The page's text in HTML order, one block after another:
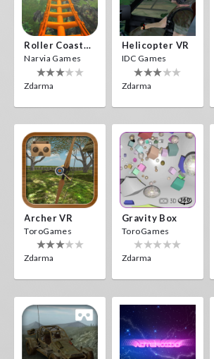
Roller Coaster VR
Narvia Games
Zdarma
Helicopter VR
IDC Games
Zdarma
Archer VR
ToroGames
Zdarma
Gravity Box
ToroGames
Zdarma